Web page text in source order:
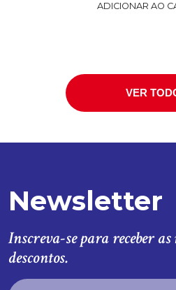
ADICIONAR AO
VER
Newsletter
Inscreva-se para receber
descontos.